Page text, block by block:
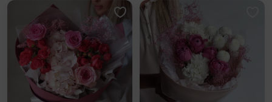
Добавить в избранное